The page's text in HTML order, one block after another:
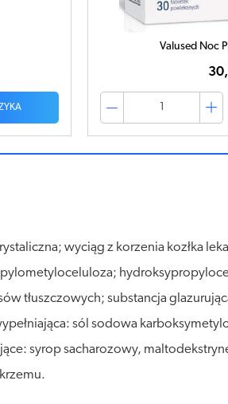
Valused Noc
wyciąg z korzenia kozłka
tłuszczowych; substancja
sól sodowa
syrop sacharozowy,